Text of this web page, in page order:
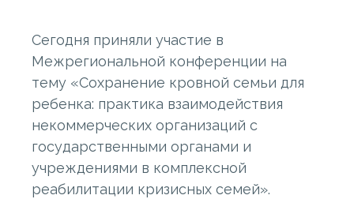
Сегодня приняли участие в
Межрегиональной конференции на
тему «Сохранение кровной семьи для
ребенка: практика взаимодействия
некоммерческих организаций с
государственными органами и
учреждениями в комплексной
реабилитации кризисных семей».